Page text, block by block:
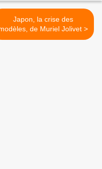
Japon, la crise des
modèles, de Muriel Jolivet >